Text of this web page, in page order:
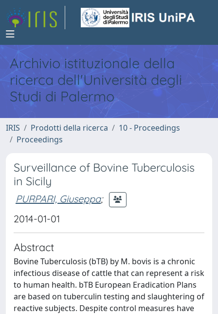
Archivio istituzionale della
ricerca dell'Università degli
Studi di Palermo
IRIS Prodotti della ricerca
10 - Proceedings
Proceedings
Surveillance of Bovine Tuberculosis
in Sicily
PURPARI, Giuseppa;
2014-01-01
Abstract
Bovine Tuberculosis (bTB) by M. bovis is a chronic
infectious disease of cattle that can represent a risk
to human health. bTB European Eradication Plans
are based on tuberculin testing and slaughtering of
reactive subjects. Despite control measures have